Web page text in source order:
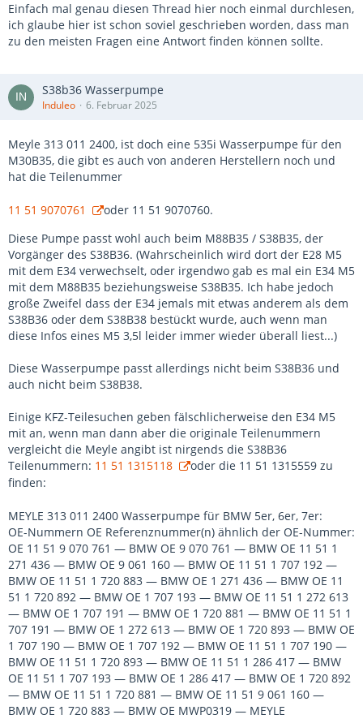
Einfach mal genau diesen Thread hier noch einmal durchlesen,
ich glaube hier ist schon soviel geschrieben worden, dass man
zu den meisten Fragen eine Antwort finden können sollte.
S38b36 Wasserpumpe
Induleo 6. Februar 2025
Meyle 313 011 2400, ist doch eine 535i Wasserpumpe für den
M30B35, die gibt es auch von anderen Herstellern noch und
hat die Teilenummer
11 51 9070761
oder 11 51 9070760.
Diese Pumpe passt wohl auch beim M88B35 / S38B35, der
Vorgänger des S38B36. (Wahrscheinlich wird dort der E28 M5
mit dem E34 verwechselt, oder irgendwo gab es mal ein E34 M5
mit dem M88B35 beziehungsweise S38B35. Ich habe jedoch
große Zweifel dass der E34 jemals mit etwas anderem als dem
S38B36 oder dem S38B38 bestückt wurde, auch wenn man
diese Infos eines M5 3,5l leider immer wieder überall liest...)
Diese Wasserpumpe passt allerdings nicht beim S38B36 und
auch nicht beim S38B38.
Einige KFZ-Teilesuchen geben fälschlicherweise den E34 M5
mit an, wenn man dann aber die originale Teilenummern
vergleicht die Meyle angibt ist nirgends die S38B36
Teilenummern: 11 51 1315118
oder die 11 51 1315559 zu
finden:
MEYLE 313 011 2400 Wasserpumpe für BMW 5er, 6er, 7er:
ОЕ-Nummern OE Referenznummer(n) ähnlich der OE-Nummer:
OE 11 51 9 070 761 — BMW OE 9 070 761 — BMW OE 11 51 1
271 436 — BMW OE 9 061 160 — BMW OE 11 51 1 707 192 —
BMW OE 11 51 1 720 883 — BMW OE 1 271 436 — BMW OE 11
51 1 720 892 — BMW OE 1 707 193 — BMW OE 11 51 1 272 613
— BMW OE 1 707 191 — BMW OE 1 720 881 — BMW OE 11 51 1
707 191 — BMW OE 1 272 613 — BMW OE 1 720 893 — BMW OE
1 707 190 — BMW OE 1 707 192 — BMW OE 11 51 1 707 190 —
BMW OE 11 51 1 720 893 — BMW OE 11 51 1 286 417 — BMW
OE 11 51 1 707 193 — BMW OE 1 286 417 — BMW OE 1 720 892
— BMW OE 11 51 1 720 881 — BMW OE 11 51 9 061 160 —
BMW OE 1 720 883 — BMW OE MWP0319 — MEYLE